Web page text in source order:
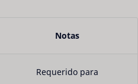
Notas
Requerido para